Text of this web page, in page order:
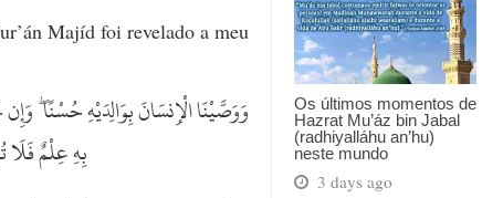
Sa’d
(radhiyallahu
an’hu)
no
Imán
Os últimos momentos de
Hazrat Mu’áz bin Jabal
(radhiyalláhu an’hu)
neste mundo
3 days ago
Majíd foi revelado a meu
وَوَصَّيْنَا الْإِنسَانَ بِوَالِدَيْهِ حُسْنًاۖ
بِهِ عِلْمٌ فَلَا